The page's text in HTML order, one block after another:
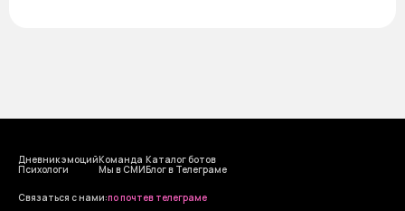
Дневник эмоций
Психологи
Команда
Мы в СМИ
Каталог ботов
Блог в Телеграме
Cвязаться с нами:по почтев телеграме